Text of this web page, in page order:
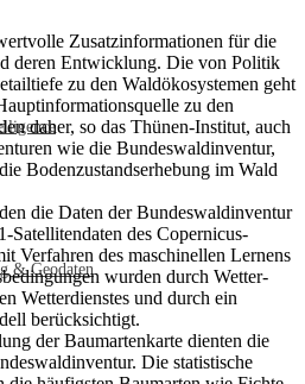
& Geodaten
Zusatzinformationen für die
deren Entwicklung. Die von Politik
zu den Waldökosystemen geht
zu den
daher, so das Thünen-Institut, auch
wie die Bundeswaldinventur,
Bodenzustandserhebung im Wald
die Daten der Bundeswaldinventur
Satellitendaten des Copernicus-
Verfahren des maschinellen Lernens
wurden durch Wetter-
Wetterdienstes und durch ein
berücksichtigt.
der Baumartenkarte dienten die
Die statistische